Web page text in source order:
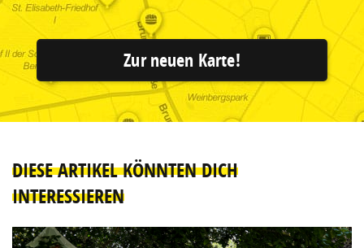
Zur neuen Karte!
DIESE ARTIKEL KÖNNTEN DICH
INTERESSIEREN